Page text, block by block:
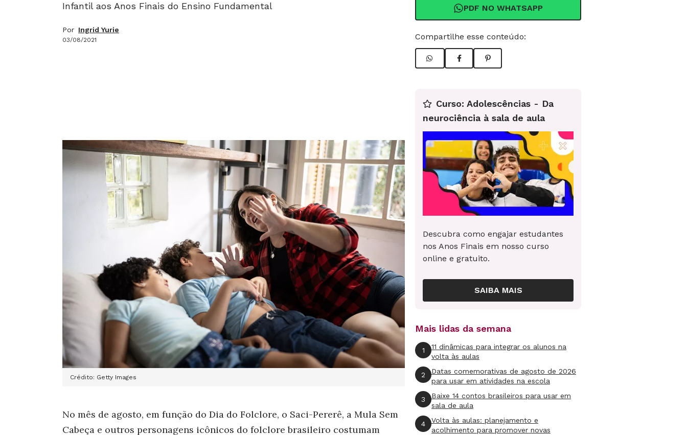
Infantil aos Anos Finais do Ensino Fundamental
Por Ingrid Yurie
03/08/2021
PDF NO WHATSAPP
Compartilhe esse conteúdo:
Crédito: Getty Images
No mês de agosto, em função do Dia do Folclore, o Saci-Pererê, a Mula Sem
Cabeça e outros personagens icônicos do folclore brasileiro costumam
Curso: Adolescências - Da
neurociência à sala de aula
Descubra como engajar estudantes
nos Anos Finais em nosso curso
online e gratuito.
SAIBA MAIS
Mais lidas da semana
1
11 dinâmicas para integrar os alunos na
volta às aulas
2
Datas comemorativas de agosto de 2026
para usar em atividades na escola
3
Baixe 14 contos brasileiros para usar em
sala de aula
4
Volta às aulas: planejamento e
acolhimento para promover novas